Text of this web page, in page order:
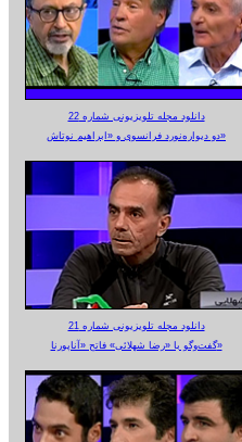
دانلود مجله تلویزیونی شماره 22
دو دیواره‌نورد فرانسوی و «ابراهیم نوتاش»
دانلود مجله تلویزیونی شماره 21
گفت‌وگو با «رضا شهلائی» فاتح «آناپورنا»